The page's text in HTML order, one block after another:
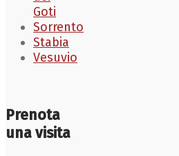
Goti
Sorrento
Stabia
Vesuvio
Prenota
una visita